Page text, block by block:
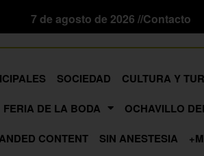
7 de agosto de 2026 //Contacto
SOCIEDAD CULTURA Y
FERIA DE LA BODA OCHAVILLO
CONTENT
SIN ANESTESIA